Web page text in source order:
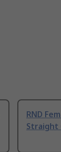
RND
Straight